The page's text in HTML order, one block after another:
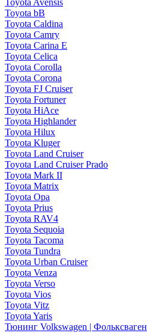
Toyota Avensis
Toyota bB
Toyota Caldina
Toyota Camry
Toyota Carina E
Toyota Celica
Toyota Corolla
Toyota Corona
Toyota FJ Cruiser
Toyota Fortuner
Toyota HiAce
Toyota Highlander
Toyota Hilux
Toyota Kluger
Toyota Land Cruiser
Toyota Land Cruiser Prado
Toyota Mark II
Toyota Matrix
Toyota Opa
Toyota Prius
Toyota RAV4
Toyota Sequoia
Toyota Tacoma
Toyota Tundra
Toyota Urban Cruiser
Toyota Venza
Toyota Verso
Toyota Vios
Toyota Vitz
Toyota Yaris
Тюнинг Volkswagen | Фольксваген